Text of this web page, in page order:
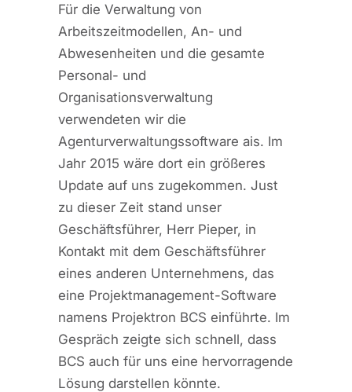
Für die Verwaltung von
Arbeitszeitmodellen, An- und
Abwesenheiten und die gesamte
Personal- und
Organisationsverwaltung
verwendeten wir die
Agenturverwaltungssoftware ais. Im
Jahr 2015 wäre dort ein größeres
Update auf uns zugekommen. Just
zu dieser Zeit stand unser
Geschäftsführer, Herr Pieper, in
Kontakt mit dem Geschäftsführer
eines anderen Unternehmens, das
eine Projektmanagement-Software
namens Projektron BCS einführte. Im
Gespräch zeigte sich schnell, dass
BCS auch für uns eine hervorragende
Lösung darstellen könnte.